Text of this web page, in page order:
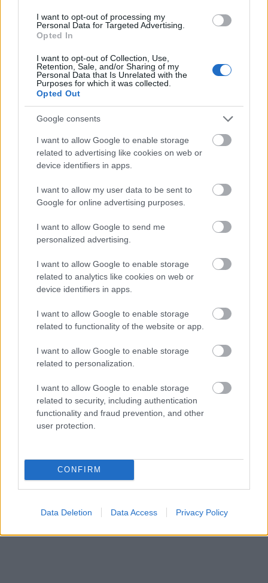
I want to opt-out of processing my
Personal Data for Targeted Advertising.
Opted In
I want to opt-out of Collection, Use,
Retention, Sale, and/or Sharing of my
Personal Data that Is Unrelated with the
Purposes for which it was collected.
Opted Out
Google consents
I want to allow Google to enable storage
related to advertising like cookies on web or
device identifiers in apps.
I want to allow my user data to be sent to
Google for online advertising purposes.
I want to allow Google to send me
personalized advertising.
I want to allow Google to enable storage
related to analytics like cookies on web or
device identifiers in apps.
I want to allow Google to enable storage
related to functionality of the website or app.
I want to allow Google to enable storage
related to personalization.
I want to allow Google to enable storage
related to security, including authentication
functionality and fraud prevention, and other
user protection.
CONFIRM
Data Deletion Data Access Privacy Policy